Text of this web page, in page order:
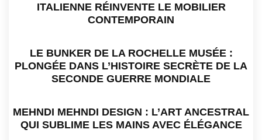
ITALIENNE RÉINVENTE LE MOBILIER
CONTEMPORAIN
LE BUNKER DE LA ROCHELLE MUSÉE :
PLONGÉE DANS L’HISTOIRE SECRÈTE DE LA
SECONDE GUERRE MONDIALE
MEHNDI MEHNDI DESIGN : L’ART ANCESTRAL
QUI SUBLIME LES MAINS AVEC ÉLÉGANCE